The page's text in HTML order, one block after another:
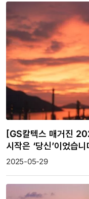
[GS칼텍스 매거진
시작은 ‘당신’이었습니
2025-05-29